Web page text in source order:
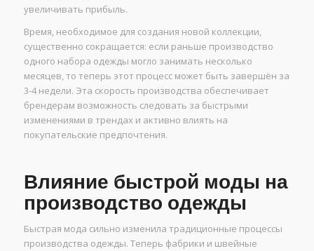
увеличивать прибыль.
Время, необходимое для создания новой коллекции,
существенно сокращается: если раньше производство
одного набора одежды могло занимать несколько
месяцев, то теперь этот процесс может быть завершён за
3-4 недели. Эта скорость производства обеспечивает
брендерам возможность следовать за быстрыми
изменениями в трендах и активно влиять на
покупательские предпочтения.
Влияние быстрой моды на
производство одежды
Быстрая мода сильно изменила традиционные процессы
производства одежды. Теперь фабрики и швейные